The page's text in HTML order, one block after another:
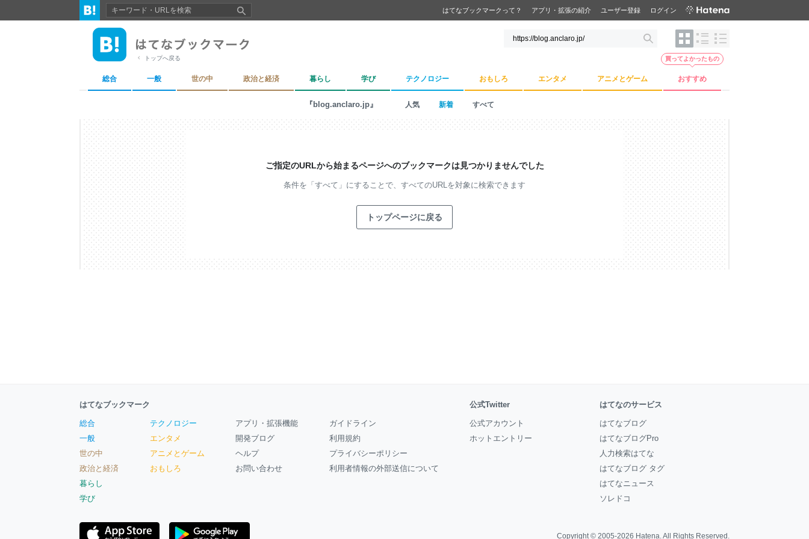
はてなブックマークって？ アプリ・拡張の紹介 ユーザー登録 ログイン
トップへ戻る
総合 一般 世の中 政治と経済 暮らし 学び テクノロジー おもしろ エンタメ アニメとゲーム おすすめ
買ってよかったもの
『blog.anclaro.jp』 人気 新着 すべて
ご指定のURLから始まるページへのブックマークは見つかりませんでした
条件を「すべて」にすることで、 すべてのURLを対象に検索できます
トップページに戻る
はてなブックマーク
総合
一般
世の中
政治と経済
暮らし
学び
テクノロジー
エンタメ
アニメとゲーム
おもしろ
アプリ・拡張機能
開発ブログ
ヘルプ
お問い合わせ
ガイドライン
利用規約
プライバシーポリシー
利用者情報の外部送信について
公式Twitter
公式アカウント
ホットエントリー
はてなのサービス
はてなブログ
はてなブログPro
人力検索はてな
はてなブログ タグ
はてなニュース
ソレドコ
Copyright © 2005-2026 Hatena. All Rights Reserved.